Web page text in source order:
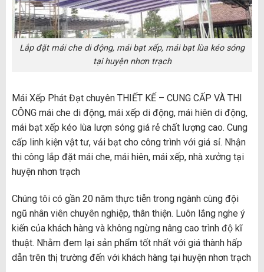
Lắp đặt mái che di động, mái bạt xếp, mái bạt lùa kéo sóng
tại huyện nhơn trạch
Mái Xếp Phát Đạt chuyên THIẾT KẾ – CUNG CẤP VÀ THI
CÔNG mái che di động, mái xếp di động, mái hiên di động,
mái bạt xếp kéo lùa lượn sóng giá rẻ chất lượng cao. Cung
cấp linh kiện vật tư, vải bạt cho công trình với giá sỉ. Nhận
thi công lắp đặt mái che, mái hiên, mái xếp, nhà xưởng tại
huyện nhơn trạch
Chúng tôi có gần 20 năm thực tiễn trong ngành cùng đội
ngũ nhân viên chuyên nghiệp, thân thiện. Luôn lắng nghe ý
kiến của khách hàng và không ngừng nâng cao trình độ kĩ
thuật. Nhằm đem lại sản phẩm tốt nhất với giá thành hấp
dẫn trên thị trường đến với khách hàng tại huyện nhơn trạch